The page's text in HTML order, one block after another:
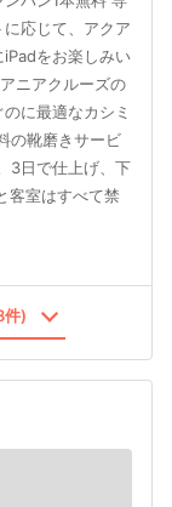
応じて、アクア
をお楽しみい
ニアクルーズの
に最適なカシミ
の靴磨きサービ
3日で仕上げ、下
客室はすべて禁
件)